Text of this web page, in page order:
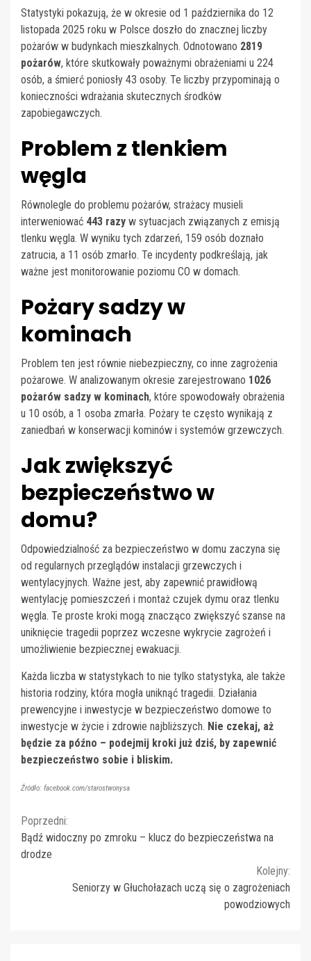
Statystyki pokazują, że w okresie od 1 października do 12
listopada 2025 roku w Polsce doszło do znacznej liczby
pożarów w budynkach mieszkalnych. Odnotowano 2819
pożarów, które skutkowały poważnymi obrażeniami u 224
osób, a śmierć poniosły 43 osoby. Te liczby przypominają o
konieczności wdrażania skutecznych środków
zapobiegawczych.
Problem z tlenkiem
węgla
Równolegle do problemu pożarów, strażacy musieli
interweniować 443 razy w sytuacjach związanych z emisją
tlenku węgla. W wyniku tych zdarzeń, 159 osób doznało
zatrucia, a 11 osób zmarło. Te incydenty podkreślają, jak
ważne jest monitorowanie poziomu CO w domach.
Pożary sadzy w
kominach
Problem ten jest równie niebezpieczny, co inne zagrożenia
pożarowe. W analizowanym okresie zarejestrowano 1026
pożarów sadzy w kominach, które spowodowały obrażenia
u 10 osób, a 1 osoba zmarła. Pożary te często wynikają z
zaniedbań w konserwacji kominów i systemów grzewczych.
Jak zwiększyć
bezpieczeństwo w
domu?
Odpowiedzialność za bezpieczeństwo w domu zaczyna się
od regularnych przeglądów instalacji grzewczych i
wentylacyjnych. Ważne jest, aby zapewnić prawidłową
wentylację pomieszczeń i montaż czujek dymu oraz tlenku
węgla. Te proste kroki mogą znacząco zwiększyć szanse na
uniknięcie tragedii poprzez wczesne wykrycie zagrożeń i
umożliwienie bezpiecznej ewakuacji.
Każda liczba w statystykach to nie tylko statystyka, ale także
historia rodziny, która mogła uniknąć tragedii. Działania
prewencyjne i inwestycje w bezpieczeństwo domowe to
inwestycje w życie i zdrowie najbliższych. Nie czekaj, aż
będzie za późno – podejmij kroki już dziś, by zapewnić
bezpieczeństwo sobie i bliskim.
Źródło: facebook.com/starostwonysa
Continue
Reading
Poprzedni:
Bądź widoczny po zmroku – klucz do bezpieczeństwa na
drodze
Kolejny:
Seniorzy w Głuchołazach uczą się o zagrożeniach
powodziowych